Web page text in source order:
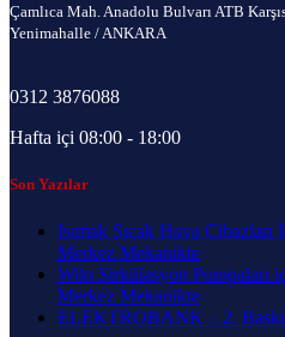
Çamlıca Mah. Anadolu Bulvarı ATB
Yenimahalle / ANKARA
0312 3876088
Hafta içi 08:00 - 18:00
Son Yazılar
Isımak Sıcak Hava
Merkez Mekanikte
Wilo Sirkülasyon Pompaları
Merkez Mekanikte
ELEKTROBANK – 2.